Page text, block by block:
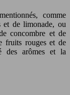
comme
et de limonade, ou
concombre et de
fruits rouges et de
des arômes et la